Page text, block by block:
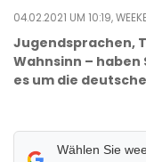
04.02.2021 UM 10:19,
Jugendsprachen,
Wahnsinn – haben
es um die
Wählen Sie